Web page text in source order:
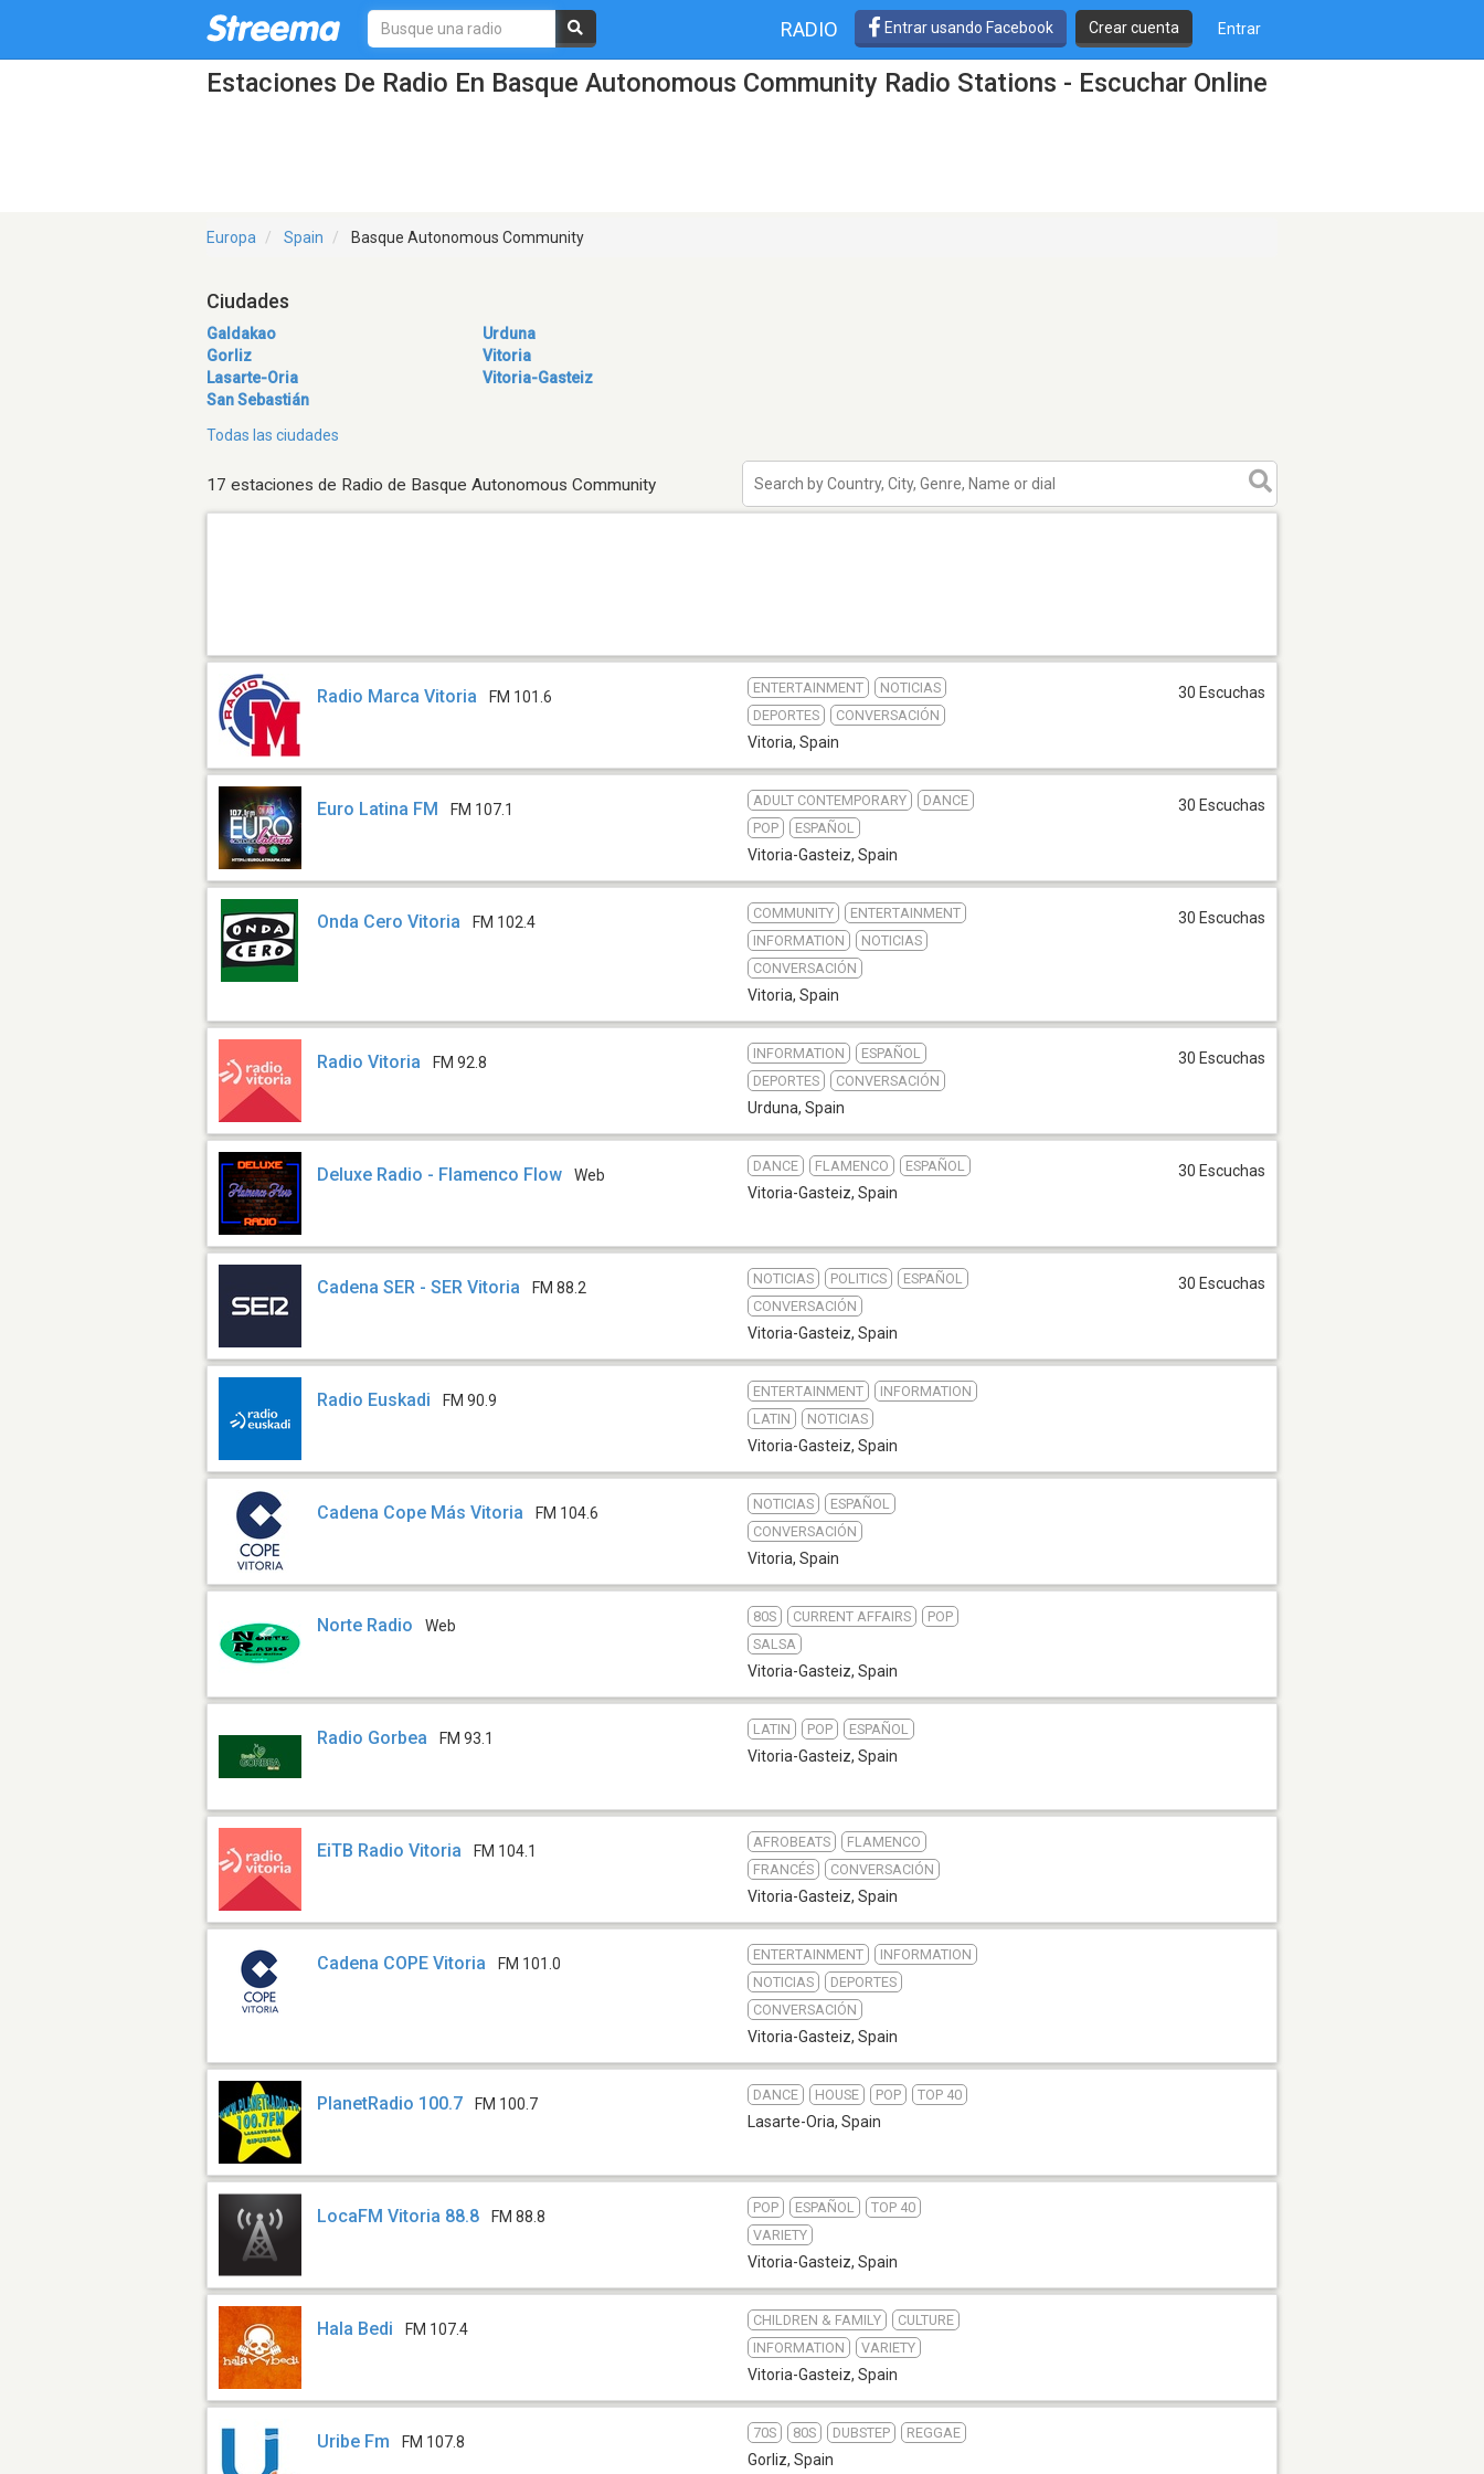
RADIO Entrar usando Facebook Crear cuenta Entrar
Estaciones De Radio En Basque Autonomous Community Radio Stations - Escuchar Online
Europa Spain Basque Autonomous Community
Ciudades
Galdakao
Gorliz
Lasarte-Oria
San Sebastián
Urduna
Vitoria
Vitoria-Gasteiz
Todas las ciudades
17 estaciones de Radio de Basque Autonomous Community
Radio Marca Vitoria FM 101.6
ENTERTAINMENT
NOTICIAS
DEPORTES
CONVERSACIÓN
Vitoria, Spain
30 Escuchas
Euro Latina FM FM 107.1
ADULT CONTEMPORARY
DANCE
POP
ESPAÑOL
Vitoria-Gasteiz, Spain
30 Escuchas
Onda Cero Vitoria FM 102.4
COMMUNITY
ENTERTAINMENT
INFORMATION
NOTICIAS
CONVERSACIÓN
Vitoria, Spain
30 Escuchas
Radio Vitoria FM 92.8
INFORMATION
ESPAÑOL
DEPORTES
CONVERSACIÓN
Urduna, Spain
30 Escuchas
Deluxe Radio - Flamenco Flow Web
DANCE FLAMENCO ESPAÑOL
Vitoria-Gasteiz, Spain
30 Escuchas
Cadena SER - SER Vitoria FM 88.2
NOTICIAS POLITICS
ESPAÑOL
CONVERSACIÓN
Vitoria-Gasteiz, Spain
30 Escuchas
Radio Euskadi FM 90.9
ENTERTAINMENT
INFORMATION
LATIN
NOTICIAS
Vitoria-Gasteiz, Spain
Cadena Cope Más Vitoria FM 104.6
NOTICIAS
ESPAÑOL
CONVERSACIÓN
Vitoria, Spain
Norte Radio Web
80S CURRENT AFFAIRS
POP
SALSA
Vitoria-Gasteiz, Spain
Radio Gorbea FM 93.1
LATIN POP ESPAÑOL
Vitoria-Gasteiz, Spain
EiTB Radio Vitoria FM 104.1
AFROBEATS
FLAMENCO
FRANCÉS
CONVERSACIÓN
Vitoria-Gasteiz, Spain
Cadena COPE Vitoria FM 101.0
ENTERTAINMENT
INFORMATION
NOTICIAS
DEPORTES
CONVERSACIÓN
Vitoria-Gasteiz, Spain
PlanetRadio 100.7 FM 100.7
DANCE HOUSE POP TOP 40
Lasarte-Oria, Spain
LocaFM Vitoria 88.8 FM 88.8
POP ESPAÑOL
TOP 40
VARIETY
Vitoria-Gasteiz, Spain
Hala Bedi FM 107.4
CHILDREN & FAMILY
CULTURE
INFORMATION
VARIETY
Vitoria-Gasteiz, Spain
Uribe Fm FM 107.8
70S 80S DUBSTEP REGGAE
Gorliz, Spain